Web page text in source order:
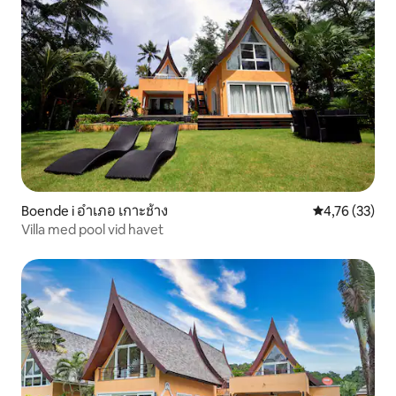
Boende i อำเภอ เกาะช้าง 4,76 av 5 i
4,76 (33)
Villa med pool vid havet